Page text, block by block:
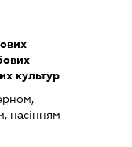
культур
насінням